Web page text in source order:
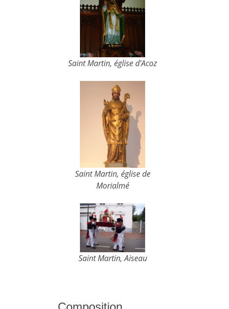
Saint Martin, église d'Acoz
Saint Martin, église de
Morialmé
Saint Martin, Aiseau